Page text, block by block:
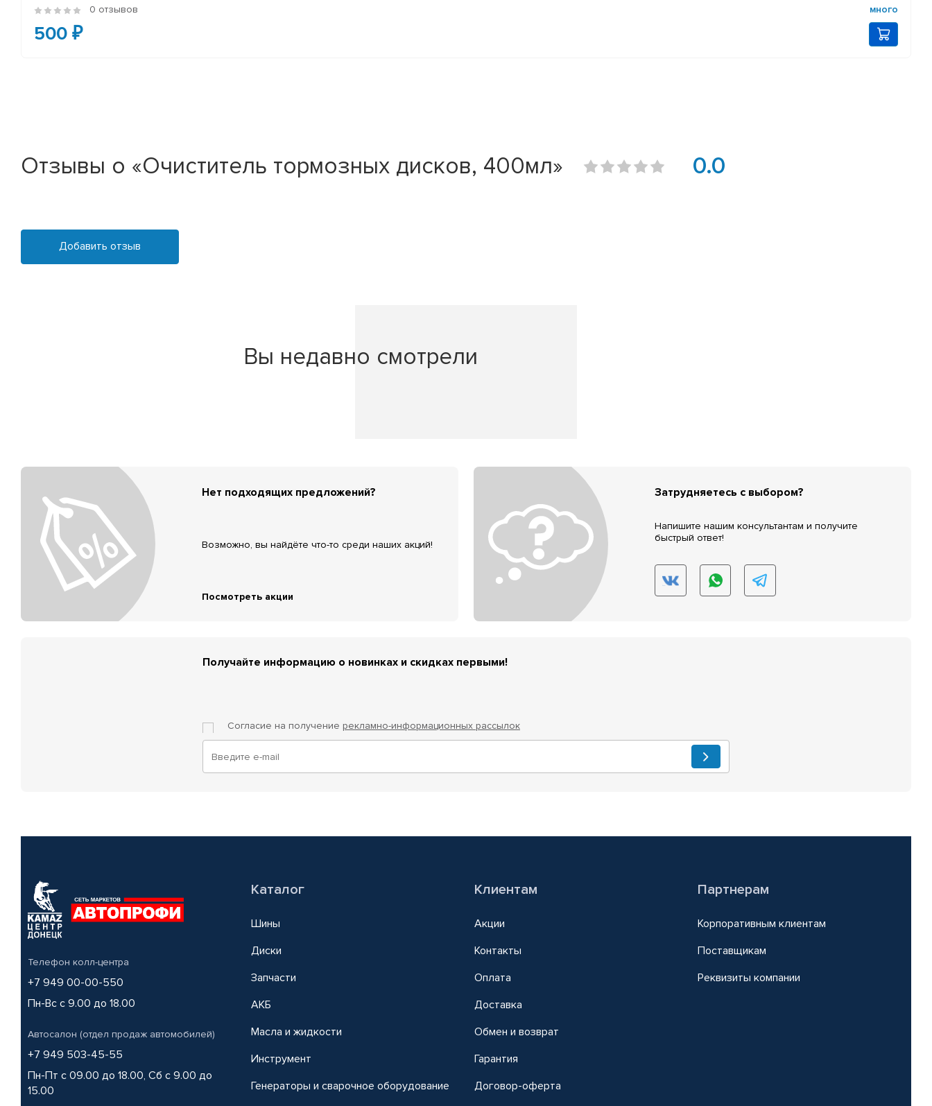
0 отзывов много
500 ₽
Отзывы о «Очиститель тормозных дисков, 400мл» 0.0
Добавить отзыв
Вы недавно смотрели
Нет подходящих предложений?
Возможно, вы найдёте что-то среди наших акций!
Посмотреть акции
Затрудняетесь с выбором?
Напишите нашим консультантам и получите
быстрый ответ!
Получайте информацию о новинках и скидках первыми!
Согласие на получение рекламно-информационных рассылок
Телефон колл-центра
+7 949 00-00-550
Пн-Вс с 9.00 до 18.00
Автосалон (отдел продаж автомобилей)
+7 949 503-45-55
Пн-Пт с 09.00 до 18.00, Сб с 9.00 до
15.00
Каталог
Шины
Диски
Запчасти
АКБ
Масла и жидкости
Инструмент
Генераторы и сварочное оборудование
Клиентам
Акции
Контакты
Оплата
Доставка
Обмен и возврат
Гарантия
Договор-оферта
Партнерам
Корпоративным клиентам
Поставщикам
Реквизиты компании